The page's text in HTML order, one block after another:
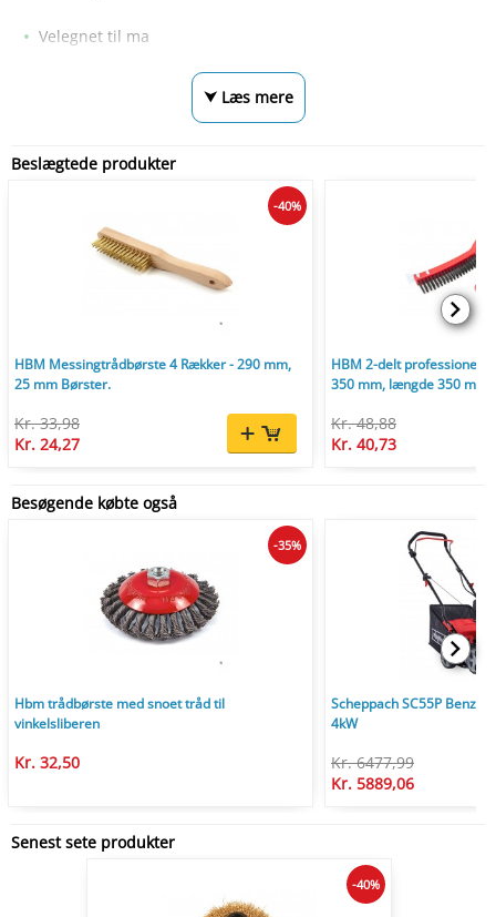
Velegnet til ma
⮟ Læs mere
Beslægtede produkter
HBM Messingtrådbørste 4 Rækker - 290 mm,
25 mm Børster.
Kr. 33,98
Kr. 24,27
-40%
HBM 2-delt
350 mm, længde 350 mm.
Kr. 48,88
Kr. 40,73
Besøgende købte også
Hbm trådbørste med snoet tråd til
vinkelsliberen
Kr. 32,50
-35%
Scheppach SC55P
4kW
Kr. 6477,99
Kr. 5889,06
Senest sete produkter
-40%